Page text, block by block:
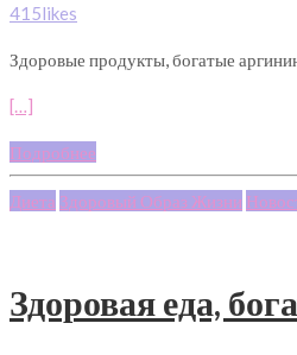
415likes
Здоровые продукты, богатые
[…]
Подробнее
Диета Здоровый Образ Жизни
Здоровая еда,